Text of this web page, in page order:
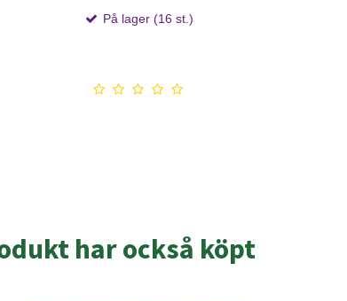
På lager (16 st.)
har också köpt